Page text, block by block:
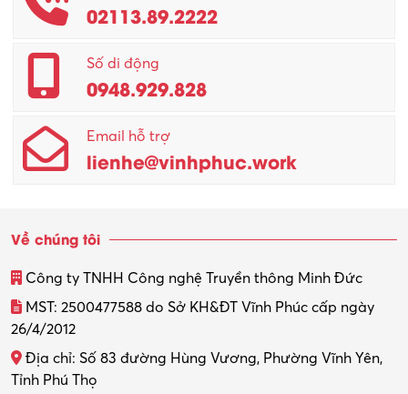
02113.89.2222
Số di động
0948.929.828
Email hỗ trợ
lienhe@vinhphuc.work
Về chúng tôi
Công ty TNHH Công nghệ Truyền thông Minh Đức
MST: 2500477588 do Sở KH&ĐT Vĩnh Phúc cấp ngày
26/4/2012
Địa chỉ: Số 83 đường Hùng Vương, Phường Vĩnh Yên,
Tỉnh Phú Thọ